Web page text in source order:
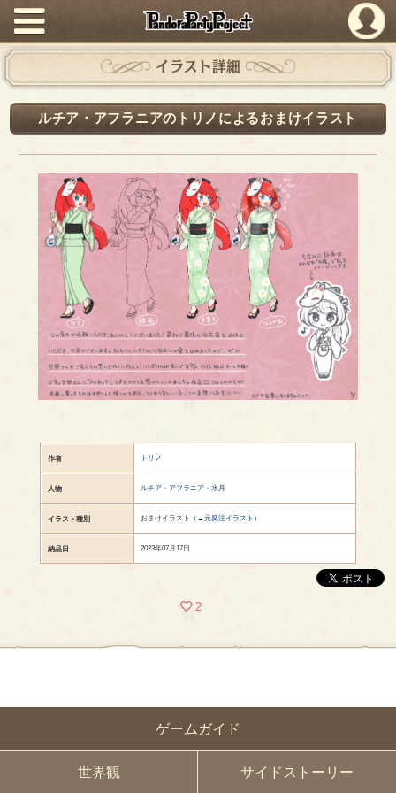
PandoraPartyProject
ゲームガイド
世界観 サイドストーリー
イラスト詳細
ルチア・アフラニアのトリノによるおまけイラスト
作者 トリノ
人物 ルチア・アフラニア・水月
イラスト種別 おまけイラスト（ →元発注イラスト ）
納品日 2023年07月17日
2